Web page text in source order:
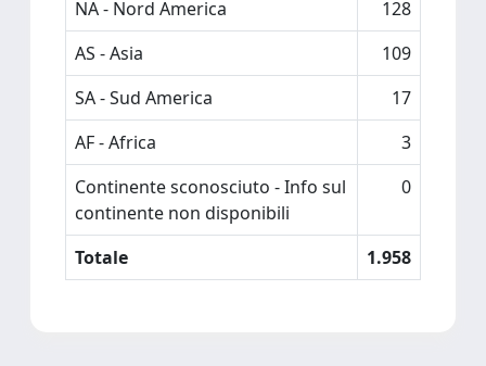
NA - Nord America
128
AS - Asia
109
SA - Sud America
17
AF - Africa
3
Continente sconosciuto - Info sul
continente non disponibili
0
Totale 1.958